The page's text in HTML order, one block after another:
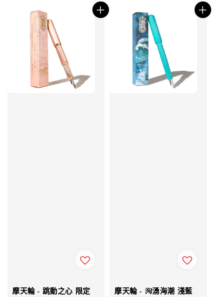
摩天輪 - 跳動之心 限定
摩天輪 - 洶湧海潮 淺藍